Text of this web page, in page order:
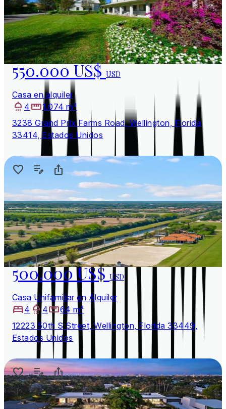
550.000 US$USD
Casa en alquiler
4
1.074 m²
3238 Grand Prix Farms Road, Wellington, Florida
33414, Estados Unidos
500.000 US$USD
Casa Unifamiliar en Alquiler
4
4
64 m²
12223 50th S Street, Wellington, Florida 33449,
Estados Unidos